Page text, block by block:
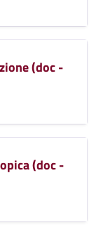
(doc -
(doc -